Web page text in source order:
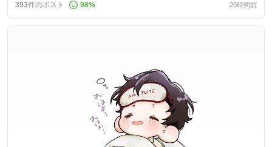
393件のポスト 98% 20時間前